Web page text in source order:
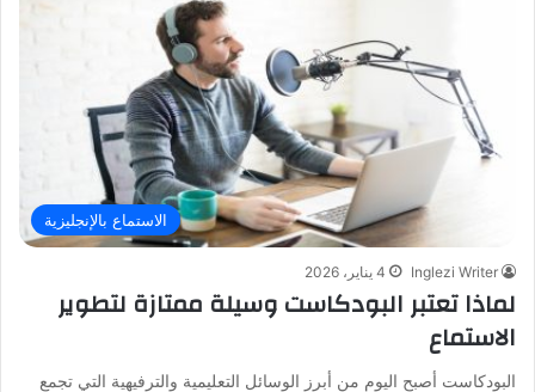
الاستماع بالإنجليزية
Inglezi Writer 4 يناير، 2026
لماذا تعتبر البودكاست وسيلة ممتازة لتطوير
الاستماع
البودكاست أصبح اليوم من أبرز الوسائل التعليمية والترفيهية التي تجمع